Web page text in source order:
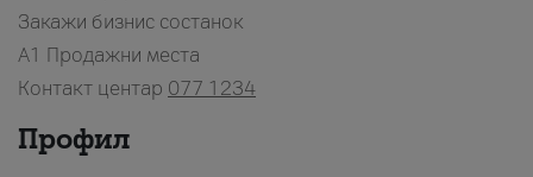
Закажи бизнис состанок
A1 Продажни места
Контакт центар 077 1234
Профил